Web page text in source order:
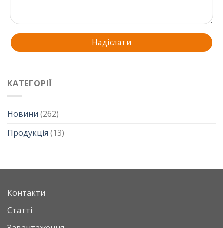
КАТЕГОРІЇ
Новини (262)
Продукція (13)
Контакти
Статті